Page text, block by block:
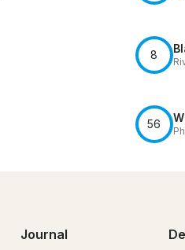
8
56
Journal